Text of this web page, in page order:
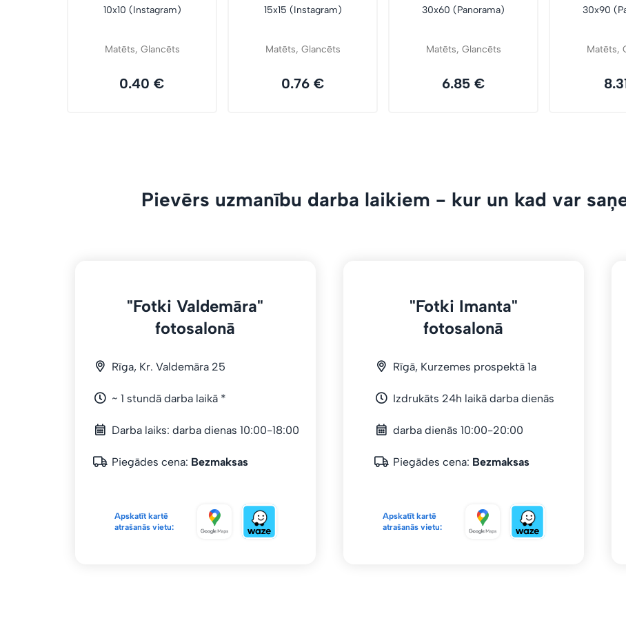
10x10 (Instagram)
Matēts, Glancēts
0.40 €
15x15 (Instagram)
Matēts, Glancēts
0.76 €
30x60 (Panorama)
Matēts, Glancēts
6.85 €
30x90
Matēts,
Pievērs uzmanību darba laikiem - kur un kad var
"Fotki Valdemāra"
fotosalonā
Rīga, Kr. Valdemāra 25
~ 1 stundā darba laikā *
Darba laiks: darba dienas 10:00-18:00
Piegādes cena: Bezmaksas
Apskatīt kartē
atrašanās vietu:
"Fotki Imanta"
fotosalonā
Rīgā, Kurzemes prospektā 1a
Izdrukāts 24h laikā darba dienās
darba dienās 10:00-20:00
Piegādes cena: Bezmaksas
Apskatīt kartē
atrašanās vietu: